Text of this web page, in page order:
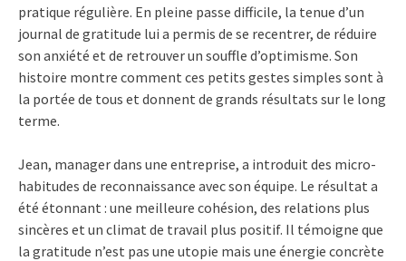
pratique régulière. En pleine passe difficile, la tenue d’un
journal de gratitude lui a permis de se recentrer, de réduire
son anxiété et de retrouver un souffle d’optimisme. Son
histoire montre comment ces petits gestes simples sont à
la portée de tous et donnent de grands résultats sur le long
terme.
Jean, manager dans une entreprise, a introduit des micro-
habitudes de reconnaissance avec son équipe. Le résultat a
été étonnant : une meilleure cohésion, des relations plus
sincères et un climat de travail plus positif. Il témoigne que
la gratitude n’est pas une utopie mais une énergie concrète